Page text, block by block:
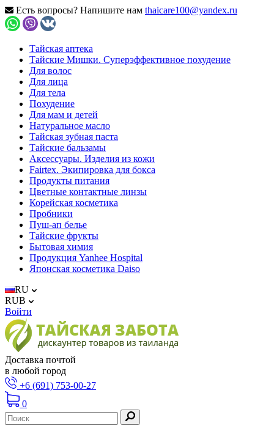
Есть вопросы? Напишите нам thaicare100@yandex.ru
Тайская аптека
Тайские Мишки. Суперэффективное похудение
Для волос
Для лица
Для тела
Похудение
Для мам и детей
Натуральное масло
Тайская зубная паста
Тайские бальзамы
Аксессуары. Изделия из кожи
Fairtex. Экипировка для бокса
Продукты питания
Цветные контактные линзы
Корейская косметика
Пробники
Пуш-ап белье
Тайские фрукты
Бытовая химия
Продукция Yanhee Hospital
Японская косметика Daiso
RU
RUB
Войти
Доставка почтой
в любой город
+6 (691) 753-00-27
0